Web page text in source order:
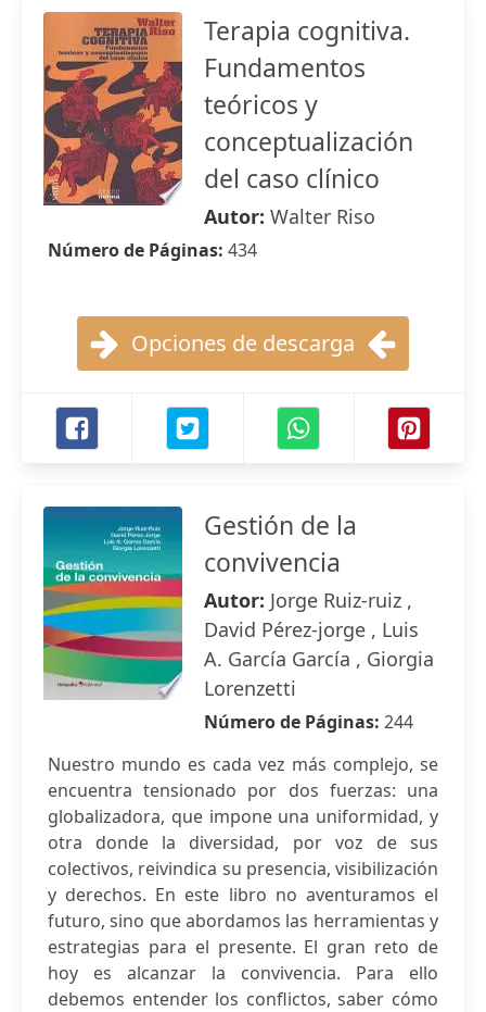
Terapia cognitiva.
Fundamentos
teóricos y
conceptualización
del caso clínico
Autor: Walter Riso
Número de Páginas: 434
Opciones de descarga
Gestión de la
convivencia
Autor: Jorge Ruiz-ruiz ,
David Pérez-jorge , Luis
A. García García , Giorgia
Lorenzetti
Número de Páginas: 244
Nuestro mundo es cada vez más complejo, se
encuentra tensionado por dos fuerzas: una
globalizadora, que impone una uniformidad, y
otra donde la diversidad, por voz de sus
colectivos, reivindica su presencia, visibilización
y derechos. En este libro no aventuramos el
futuro, sino que abordamos las herramientas y
estrategias para el presente. El gran reto de
hoy es alcanzar la convivencia. Para ello
debemos entender los conflictos, saber cómo